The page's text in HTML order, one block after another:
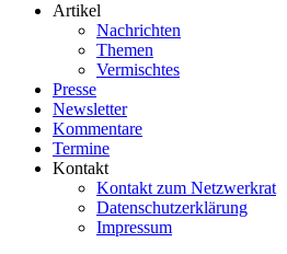
Artikel
Nachrichten
Themen
Vermischtes
Presse
Newsletter
Kommentare
Termine
Kontakt
Kontakt zum Netzwerkrat
Datenschutzerklärung
Impressum